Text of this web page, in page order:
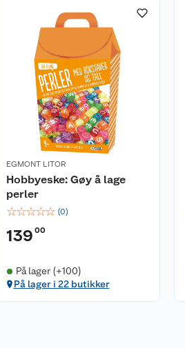
EGMONT LITOR
Hobbyeske: Gøy å lage
perler
☆☆☆☆☆ (0)
139 00
På lager (+100)
På lager i 22 butikker